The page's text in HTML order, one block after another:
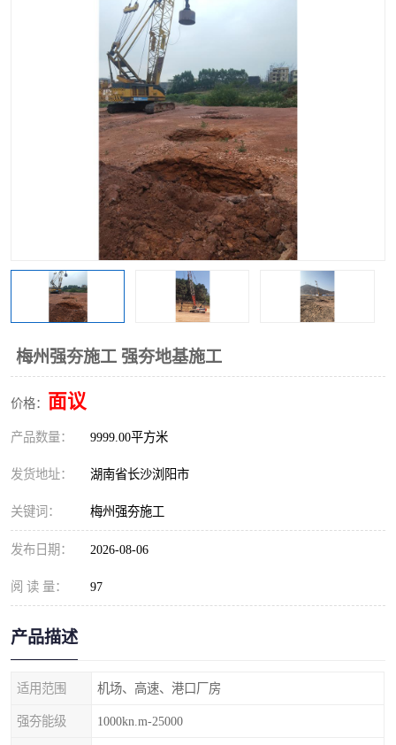
梅州强夯施工 强夯地基施工
价格： 面议
产品数量： 9999.00平方米
发货地址： 湖南省长沙浏阳市
关键词： 梅州强夯施工
发布日期： 2026-08-06
阅 读 量： 97
产品描述
适用范围 机场、高速、港口厂房
强夯能级 1000kn.m-25000